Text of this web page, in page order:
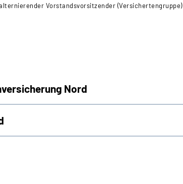
Vorstandsvorsitzender (Versichertengruppe)
Nord